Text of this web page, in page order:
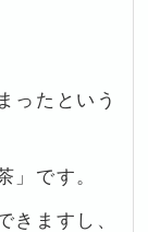
ったという
」です。
きますし、